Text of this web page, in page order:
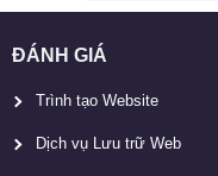
ĐÁNH GIÁ
Trình tạo Website
Dịch vụ Lưu trữ Web